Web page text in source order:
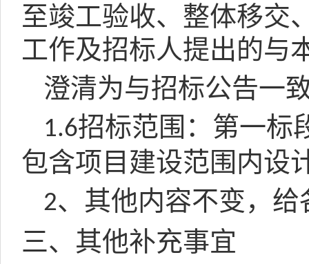
至竣工验收、整体移交
工作及招标人提出的与
澄清为与招标公告一
1.6招标范围：第一标
包含项目建设范围内设
2、其他内容不变，
三、其他补充事宜